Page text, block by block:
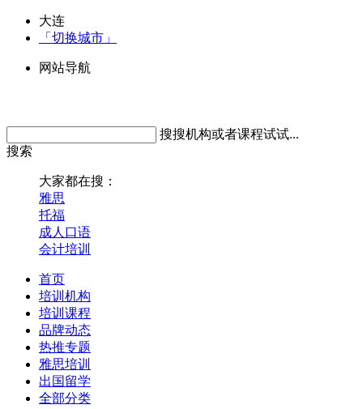
大连
「切换城市」
网站导航
搜搜机构或者课程试试...
搜索
大家都在搜：
雅思
托福
成人口语
会计培训
首页
培训机构
培训课程
品牌动态
热推专题
雅思培训
出国留学
全部分类